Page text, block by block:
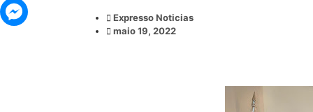
Expresso Noticias
maio 19, 2022